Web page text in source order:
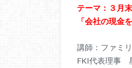
テーマ：３月
「会社の現金
講師：ファミ
FKI代表理